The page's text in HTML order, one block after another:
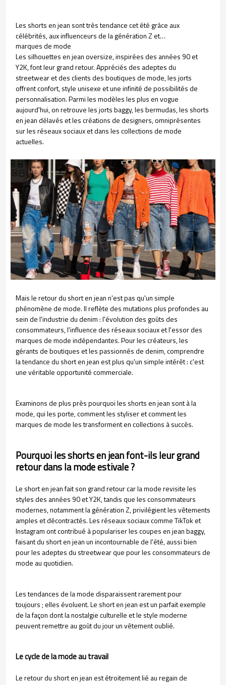
Les shorts en jean sont très tendance cet été grâce aux
célébrités, aux influenceurs de la génération Z et…
marques de mode
Les silhouettes en jean oversize, inspirées des années 90 et
Y2K, font leur grand retour. Appréciés des adeptes du
streetwear et des clients des boutiques de mode, les jorts
offrent confort, style unisexe et une infinité de possibilités de
personnalisation. Parmi les modèles les plus en vogue
aujourd'hui, on retrouve les jorts baggy, les bermudas, les shorts
en jean délavés et les créations de designers, omniprésentes
sur les réseaux sociaux et dans les collections de mode
actuelles.
Mais le retour du short en jean n'est pas qu'un simple
phénomène de mode. Il reflète des mutations plus profondes au
sein de l'industrie du denim : l'évolution des goûts des
consommateurs, l'influence des réseaux sociaux et l'essor des
marques de mode indépendantes. Pour les créateurs, les
gérants de boutiques et les passionnés de denim, comprendre
la tendance du short en jean est plus qu'un simple intérêt : c'est
une véritable opportunité commerciale.
Examinons de plus près pourquoi les shorts en jean sont à la
mode, qui les porte, comment les styliser et comment les
marques de mode les transforment en collections à succès.
Pourquoi les shorts en jean font-ils leur grand
retour dans la mode estivale ?
Le short en jean fait son grand retour car la mode revisite les
styles des années 90 et Y2K, tandis que les consommateurs
modernes, notamment la génération Z, privilégient les vêtements
amples et décontractés. Les réseaux sociaux comme TikTok et
Instagram ont contribué à populariser les coupes en jean baggy,
faisant du short en jean un incontournable de l'été, aussi bien
pour les adeptes du streetwear que pour les consommateurs de
mode au quotidien.
Les tendances de la mode disparaissent rarement pour
toujours ; elles évoluent. Le short en jean est un parfait exemple
de la façon dont la nostalgie culturelle et le style moderne
peuvent remettre au goût du jour un vêtement oublié.
Le cycle de la mode au travail
Le retour du short en jean est étroitement lié au regain de